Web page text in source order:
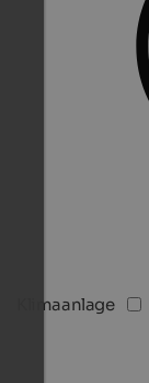
Klimaanlage